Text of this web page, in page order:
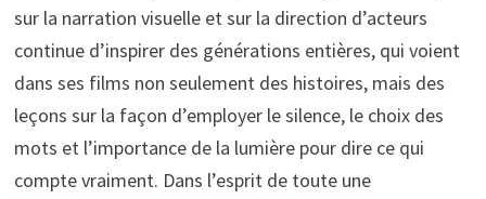
sur la narration visuelle et sur la direction d’acteurs
continue d’inspirer des générations entières, qui voient
dans ses films non seulement des histoires, mais des
leçons sur la façon d’employer le silence, le choix des
mots et l’importance de la lumière pour dire ce qui
compte vraiment. Dans l’esprit de toute une